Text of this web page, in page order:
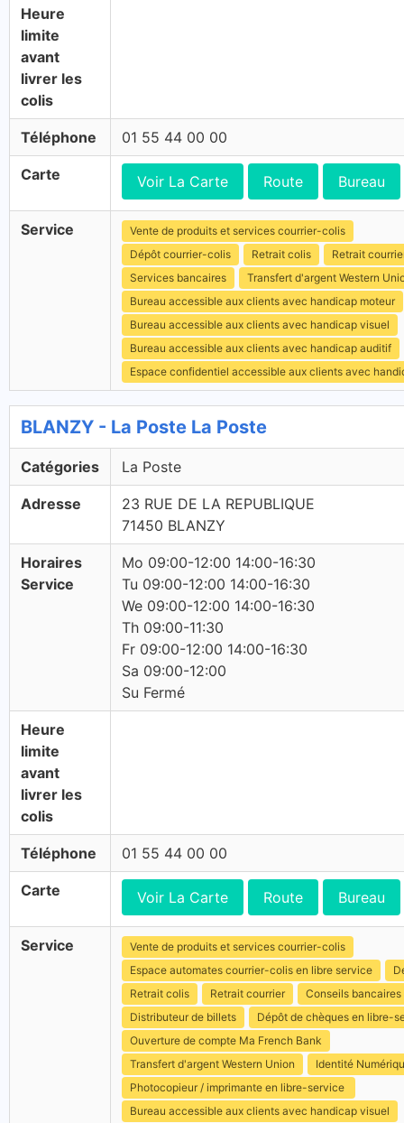
Heure
limite
avant
livrer les
colis
Téléphone 01 55 44 00 00
Carte Voir La Carte Route Bureau
Service
Vente de produits et services courrier-colis
Dépôt courrier-colis
Retrait colis
Retrait
Services bancaires
Transfert d'argent Western
Bureau accessible aux clients avec handicap moteur
Bureau accessible aux clients avec handicap visuel
Bureau accessible aux clients avec handicap auditif
Espace confidentiel accessible aux clients avec
BLANZY - La Poste La Poste
Catégories La Poste
Adresse
23 RUE DE LA REPUBLIQUE
71450 BLANZY
Horaires
Service
Mo 09:00-12:00 14:00-16:30
Tu 09:00-12:00 14:00-16:30
We 09:00-12:00 14:00-16:30
Th 09:00-11:30
Fr 09:00-12:00 14:00-16:30
Sa 09:00-12:00
Su Fermé
Heure
limite
avant
livrer les
colis
Téléphone 01 55 44 00 00
Carte Voir La Carte Route Bureau
Service
Vente de produits et services courrier-colis
Espace automates courrier-colis en libre service
Retrait colis
Retrait courrier
Conseils bancaires
Distributeur de billets
Dépôt de chèques en libre-
Ouverture de compte Ma French Bank
Transfert d'argent Western Union
Identité
Photocopieur / imprimante en libre-service
Bureau accessible aux clients avec handicap visuel